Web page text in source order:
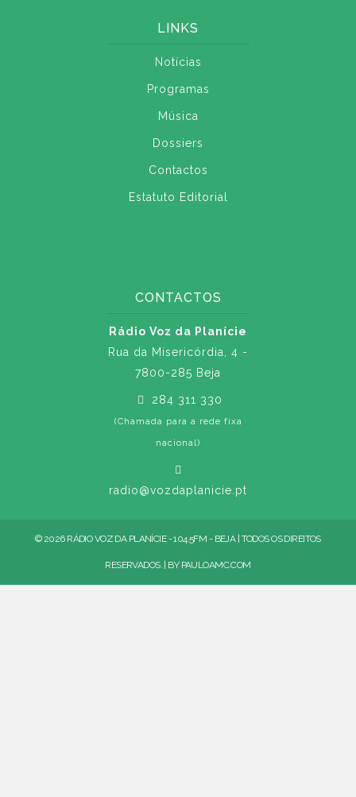
LINKS
Notícias
Programas
Música
Dossiers
Contactos
Estatuto Editorial
CONTACTOS
Rádio Voz da Planície
Rua da Misericórdia, 4 -
7800-285 Beja
284 311 330
(Chamada para a rede fixa
nacional)
radio@vozdaplanicie.pt
© 2026 RÁDIO VOZ DA PLANÍCIE - 104.5FM - BEJA | TODOS OS DIREITOS
RESERVADOS. | BY PAULOAMC.COM